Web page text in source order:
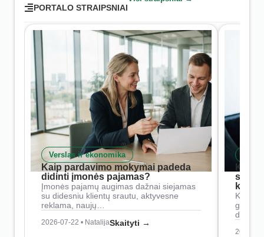
PORTALO STRAIPSNIAI
Verslas ir ekonomika
Kaip pardavimo mokymai padeda
didinti įmonės pajamas?
Įmonės pajamų augimas dažnai siejamas
su didesniu klientų srautu, aktyvesne
reklama, naujų…
2026-07-22 • NatalijaSkaityti →
Kaip
2026-